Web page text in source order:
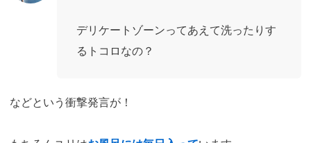
デリケートゾーンってあえて洗ったりす
るトコロなの？
などという衝撃発言が！